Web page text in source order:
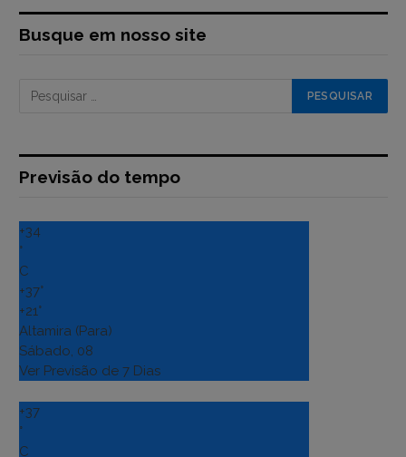
Busque em nosso site
Previsão do tempo
+34
°
C
+37°
+21°
Altamira (Para)
Sábado, 08
Ver Previsão de 7 Dias
+37
°
C